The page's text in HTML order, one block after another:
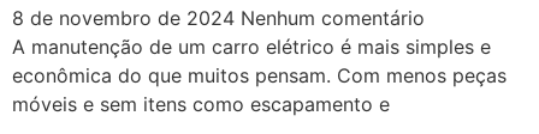
8 de novembro de 2024 Nenhum comentário
A manutenção de um carro elétrico é mais simples e
econômica do que muitos pensam. Com menos peças
móveis e sem itens como escapamento e